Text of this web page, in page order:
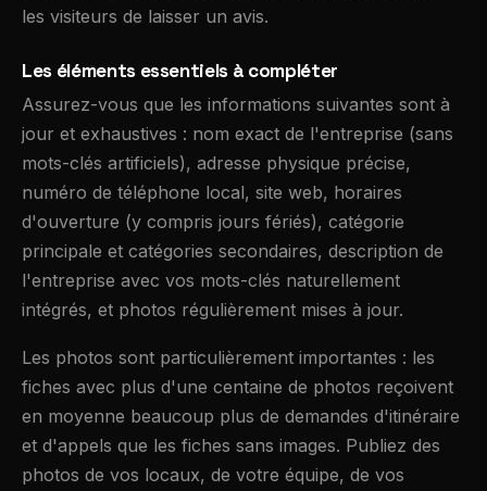
les visiteurs de laisser un avis.
Les éléments essentiels à compléter
Assurez-vous que les informations suivantes sont à
jour et exhaustives : nom exact de l'entreprise (sans
mots-clés artificiels), adresse physique précise,
numéro de téléphone local, site web, horaires
d'ouverture (y compris jours fériés), catégorie
principale et catégories secondaires, description de
l'entreprise avec vos mots-clés naturellement
intégrés, et photos régulièrement mises à jour.
Les photos sont particulièrement importantes : les
fiches avec plus d'une centaine de photos reçoivent
en moyenne beaucoup plus de demandes d'itinéraire
et d'appels que les fiches sans images. Publiez des
photos de vos locaux, de votre équipe, de vos